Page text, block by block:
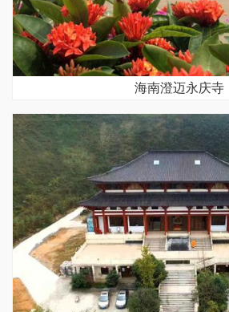
海南澄迈永庆寺